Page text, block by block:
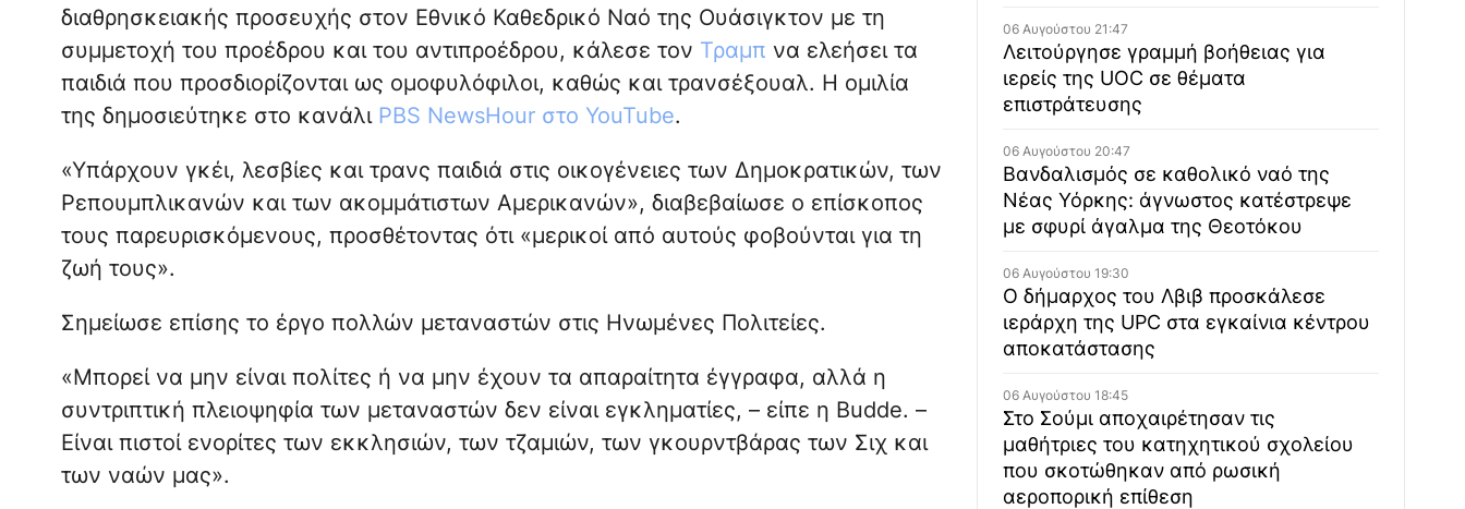
διαθρησκειακής προσευχής στον Εθνικό Καθεδρικό Ναό της Ουάσιγκτον με τη
συμμετοχή του προέδρου και του αντιπροέδρου, κάλεσε τον Τραμπ να ελεήσει τα
παιδιά που προσδιορίζονται ως ομοφυλόφιλοι, καθώς και τρανσέξουαλ. Η ομιλία
της δημοσιεύτηκε στο κανάλι PBS NewsHour στο YouTube.
«Υπάρχουν γκέι, λεσβίες και τρανς παιδιά στις οικογένειες των Δημοκρατικών, των
Ρεπουμπλικανών και των ακομμάτιστων Αμερικανών», διαβεβαίωσε ο επίσκοπος
τους παρευρισκόμενους, προσθέτοντας ότι «μερικοί από αυτούς φοβούνται για τη
ζωή τους».
Σημείωσε επίσης το έργο πολλών μεταναστών στις Ηνωμένες Πολιτείες.
«Μπορεί να μην είναι πολίτες ή να μην έχουν τα απαραίτητα έγγραφα, αλλά η
συντριπτική πλειοψηφία των μεταναστών δεν είναι εγκληματίες, – είπε η Budde. –
Είναι πιστοί ενορίτες των εκκλησιών, των τζαμιών, των γκουρντβάρας των Σιχ και
των ναών μας».
06 Αυγούστου 21:47
Λειτούργησε γραμμή βοήθειας για
ιερείς της UOC σε θέματα
επιστράτευσης
06 Αυγούστου 20:47
Βανδαλισμός σε καθολικό ναό της
Νέας Υόρκης: άγνωστος κατέστρεψε
με σφυρί άγαλμα της Θεοτόκου
06 Αυγούστου 19:30
Ο δήμαρχος του Λβιβ προσκάλεσε
ιεράρχη της UPC στα εγκαίνια κέντρου
αποκατάστασης
06 Αυγούστου 18:45
Στο Σούμι αποχαιρέτησαν τις
μαθήτριες του κατηχητικού σχολείου
που σκοτώθηκαν από ρωσική
αεροπορική επίθεση